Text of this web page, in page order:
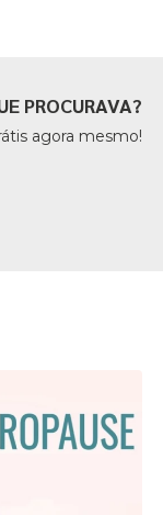
PROCURAVA?
agora mesmo!